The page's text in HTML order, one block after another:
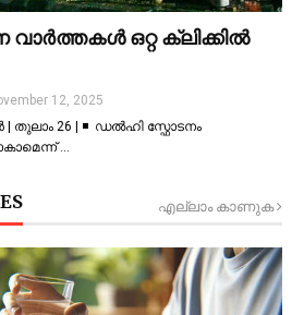
ഒറ്റ ക്ലിക്കിൽ
12, 2025
തുലാം 26 | ◾ ഡല്‍ഹി സ്ഫോടനം
…
എല്ലാം കാണുക